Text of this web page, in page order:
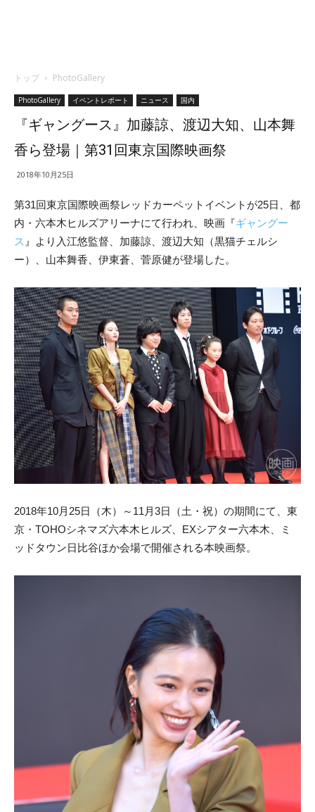
トップ PhotoGallery
PhotoGallery イベントレポート ニュース 国内
『ギャングース』加藤諒、渡辺大知、山本舞
香ら登場｜第31回東京国際映画祭
2018年10月25日
第31回東京国際映画祭レッドカーペットイベントが25日、都
内・六本木ヒルズアリーナにて行われ、映画『ギャングー
ス 』より入江悠監督、加藤諒、渡辺大知（黒猫チェルシ
ー）、山本舞香、伊東蒼、菅原健が登場した。
2018年10月25日（木）～11月3日（土・ 祝）の期間にて、東
京・TOHOシネマズ六本木ヒルズ、EXシアター六本木、ミ
ッドタウン日比谷ほか会場で開催される本映画祭。